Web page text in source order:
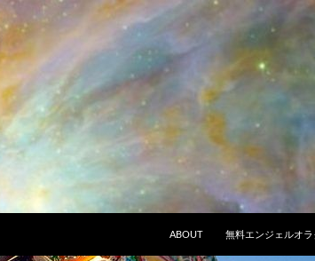
ABOUT 無料エンジェルオ